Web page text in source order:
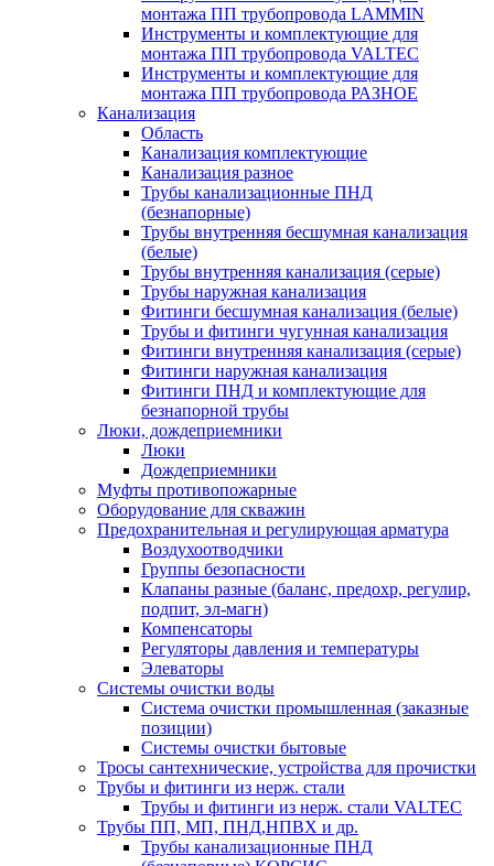
монтажа ПП трубопровода LAMMIN
Инструменты и комплектующие для
монтажа ПП трубопровода VALTEC
Инструменты и комплектующие для
монтажа ПП трубопровода РАЗНОЕ
Канализация
Область
Канализация комплектующие
Канализация разное
Трубы канализационные ПНД
(безнапорные)
Трубы внутренняя бесшумная канализация
(белые)
Трубы внутренняя канализация (серые)
Трубы наружная канализация
Фитинги бесшумная канализация (белые)
Трубы и фитинги чугунная канализация
Фитинги внутренняя канализация (серые)
Фитинги наружная канализация
Фитинги ПНД и комплектующие для
безнапорной трубы
Люки, дождеприемники
Люки
Дождеприемники
Муфты противопожарные
Оборудование для скважин
Предохранительная и регулирующая арматура
Воздухоотводчики
Группы безопасности
Клапаны разные (баланс, предохр, регулир,
подпит, эл-магн)
Компенсаторы
Регуляторы давления и температуры
Элеваторы
Системы очистки воды
Система очистки промышленная (заказные
позиции)
Системы очистки бытовые
Тросы сантехнические, устройства для прочистки
Трубы и фитинги из нерж. стали
Трубы и фитинги из нерж. стали VALTEC
Трубы ПП, МП, ПНД,НПВХ и др.
Трубы канализационные ПНД